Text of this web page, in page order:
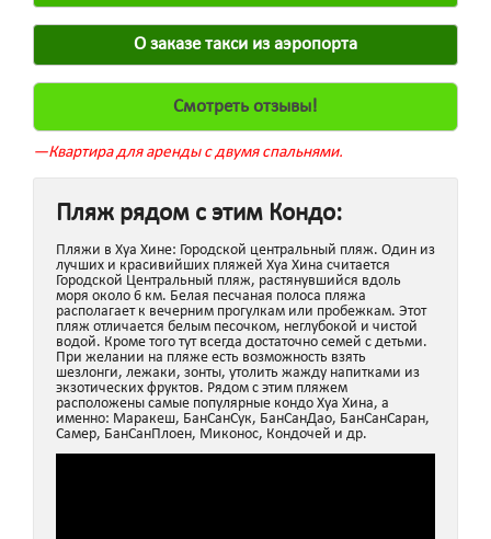
О заказе такси из аэропорта
Смотреть отзывы!
—Квартира для аренды с двумя спальнями.
Пляж рядом с этим Кондо:
Пляжи в Хуа Хине: Городской центральный пляж. Один из
лучших и красивийших пляжей Хуа Хина считается
Городской Центральный пляж, растянувшийся вдоль
моря около 6 км. Белая песчаная полоса пляжа
располагает к вечерним прогулкам или пробежкам. Этот
пляж отличается белым песочком, неглубокой и чистой
водой. Кроме того тут всегда достаточно семей с детьми.
При желании на пляже есть возможность взять
шезлонги, лежаки, зонты, утолить жажду напитками из
экзотических фруктов. Рядом с этим пляжем
расположены самые популярные кондо Хуа Хина, а
именно: Маракеш, БанСанСук, БанСанДао, БанСанСаран,
Самер, БанСанПлоен, Миконос, Кондочей и др.